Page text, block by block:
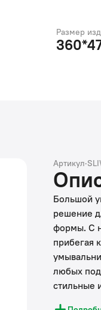
Размер
Артикул·
Большой
решение
формы. С
прибегая
любых
стильные